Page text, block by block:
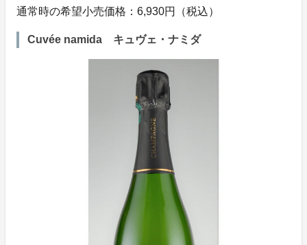
通常時の希望小売価格：6,930円（税込）
Cuvée namida キュヴェ・ナミダ